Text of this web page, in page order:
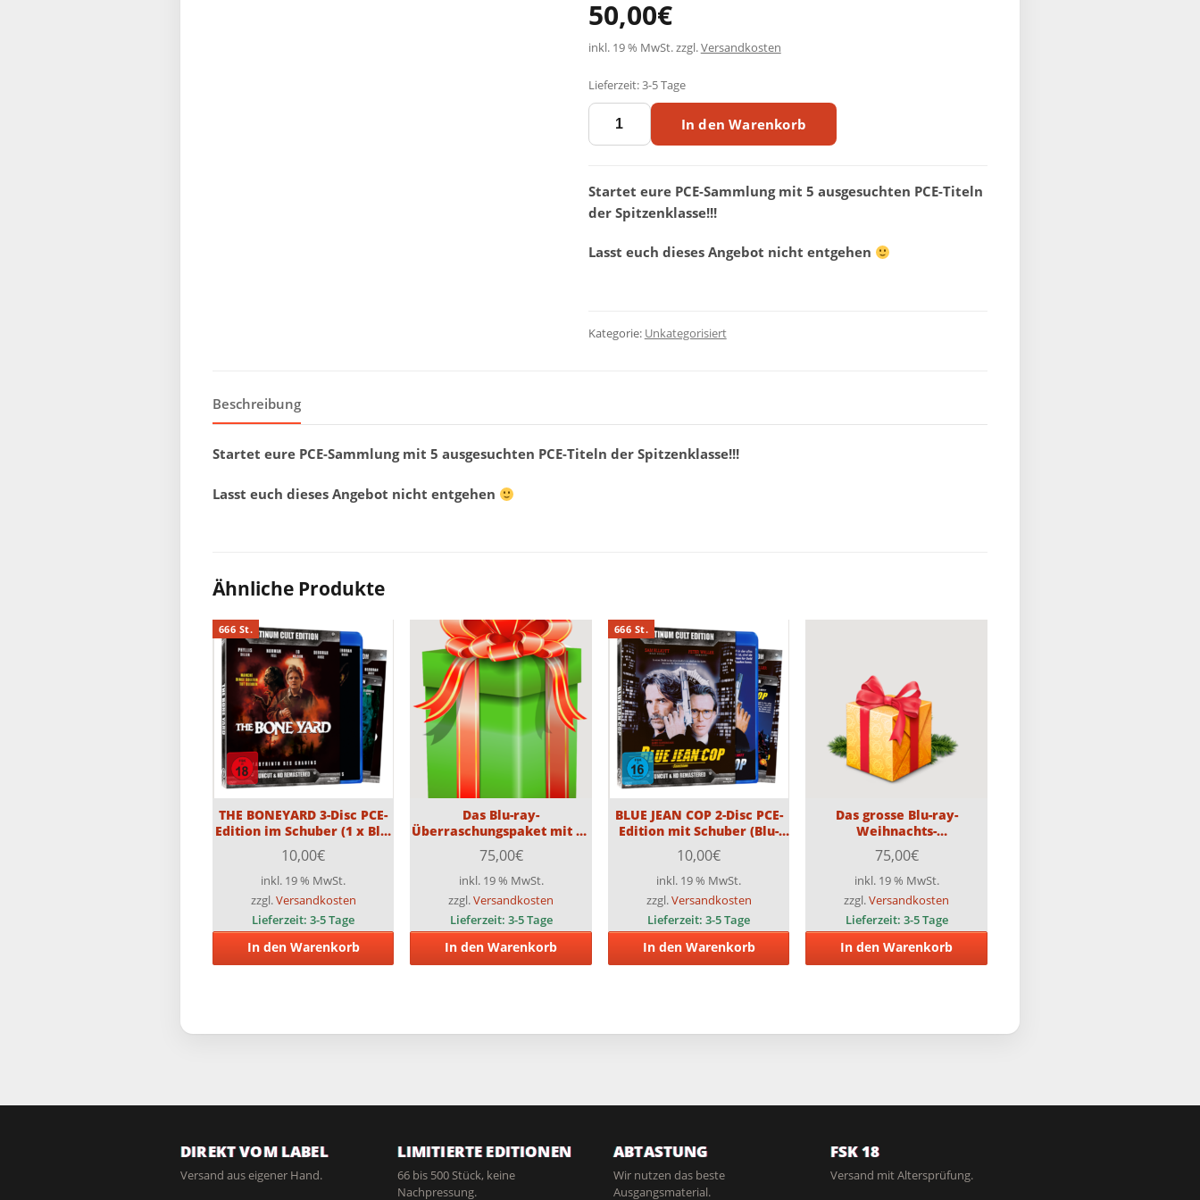
50,00€
inkl. 19 % MwSt.zzgl.Versandkosten
Startet eure PCE-Sammlung mit 5 ausgesuchten PCE-Titeln
der Spitzenklasse!!!
Lasst euch dieses Angebot nicht entgehen
Lieferzeit:3-5 Tage
Das
grosse
Herbst/Winter-
mit
5
Titeln
In den Warenkorb
Kategorie: Unkategorisiert
Beschreibung
Startet eure PCE-Sammlung mit 5 ausgesuchten PCE-Titeln der Spitzenklasse!!!
Lasst euch dieses Angebot nicht entgehen
Ähnliche Produkte
666 St.
THE BONEYARD 3-Disc PCE-
Edition im Schuber (1 x Blu-
ray, 2 x DVD) Limitiert auf
666 Stück
10,00€
inkl. 19 % MwSt.
zzgl.Versandkosten
Lieferzeit:3-5 Tage
In den Warenkorb
Das Blu-ray-
Überraschungspaket mit 15
Blu-rays (Teilweise FSK18)
75,00€
inkl. 19 % MwSt.
zzgl.Versandkosten
Lieferzeit: 3-5 Tage
In den Warenkorb
666 St.
BLUE JEAN COP 2-Disc PCE-
Edition mit Schuber (Blu-
ray & DVD) Limitiert auf
666 Stück
10,00€
inkl. 19 % MwSt.
zzgl.Versandkosten
Lieferzeit:3-5 Tage
In den Warenkorb
Das grosse Blu-ray-
Weihnachts-
Überraschungspaket mit 25
Blu-rays (Teilweise FSK18) +
eine tolle Überraschung
75,00€
inkl. 19 % MwSt.
zzgl.Versandkosten
Lieferzeit: 3-5 Tage
In den Warenkorb
DIREKT VOM LABEL
Versand aus eigener Hand.
LIMITIERTE EDITIONEN
66 bis 500 Stück, keine
Nachpressung.
ABTASTUNG
Wir nutzen das beste
Ausgangsmaterial.
FSK 18
Versand mit Altersprüfung.